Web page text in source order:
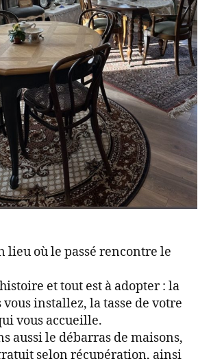
lieu où le passé rencontre le
et tout est à adopter : la
vous installez, la tasse de votre
vous accueille.
aussi le débarras de maisons,
selon récupération, ainsi